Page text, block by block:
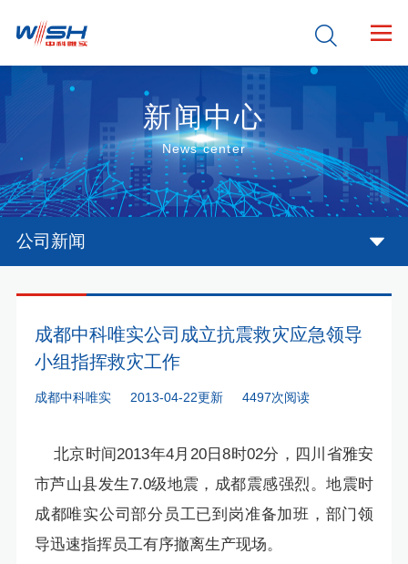
 
新闻中心
News center
公司新闻
成都中科唯实公司成立抗震救灾应急领导
小组指挥救灾工作
成都中科唯实 2013-04-22更新 4497次阅读
北京时间2013年4月20日8时02分，四川省雅安
市芦山县发生7.0级地震，成都震感强烈。地震时
成都唯实公司部分员工已到岗准备加班，部门领
导迅速指挥员工有序撤离生产现场。